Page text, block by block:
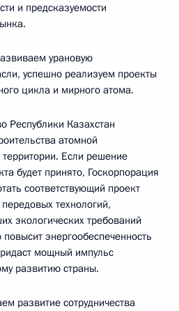
и предсказуемости
урановую
успешно реализуем проекты
цикла и мирного атома.
Республики Казахстан
атомной
Если решение
будет принято, Госкорпорация
соответствующий проект
технологий,
экологических требований
энергообеспеченность
мощный импульс
развитию страны.
развитие сотрудничества